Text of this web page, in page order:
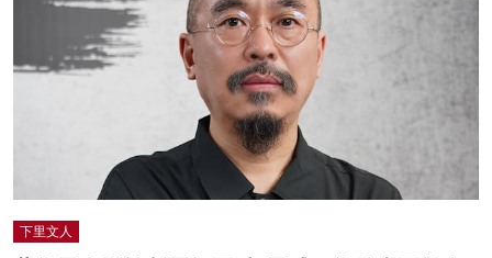
下里文人